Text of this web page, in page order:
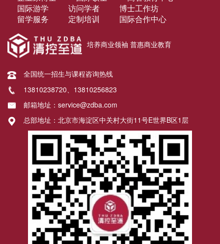
国际游学
访问学者
博士工作坊
留学服务
定制培训 国际合作中心
培养商业领袖 普惠商业教育
全国统一招生与课程咨询热线
13810238720、13810256823
邮箱地址：service@zdba.com
总部地址：北京市海淀区中关村大街11号E世界B区1层